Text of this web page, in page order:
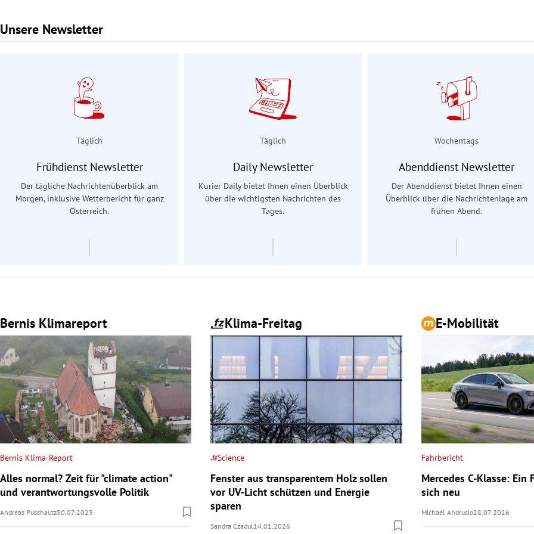
Unsere Newsletter
Slide 1 von 3
Täglich
Frühdienst Newsletter
Der tägliche Nachrichtenüberblick am
Morgen, inklusive Wetterbericht für ganz
Österreich.
Täglich
Daily Newsletter
Kurier Daily bietet Ihnen einen Überblick
über die wichtigsten Nachrichten des
Tages.
Wochentags
Abenddienst Newsletter
Der Abenddienst bietet Ihnen einen
Überblick über die Nachrichtenlage am
frühen Abend.
Bernis Klimareport
Bernis Klima-Report
Alles normal? Zeit für "climate action"
und verantwortungsvolle Politik
Andreas Puschautz30.07.2023
Klima-Freitag
Science
Fenster aus transparentem Holz sollen
vor UV-Licht schützen und Energie
sparen
Sandra Czadul 14.01.2026
E-Mobilität
Fahrbericht
Mercedes C-Klasse:
sich neu
Michael Andrusio28.07.2026